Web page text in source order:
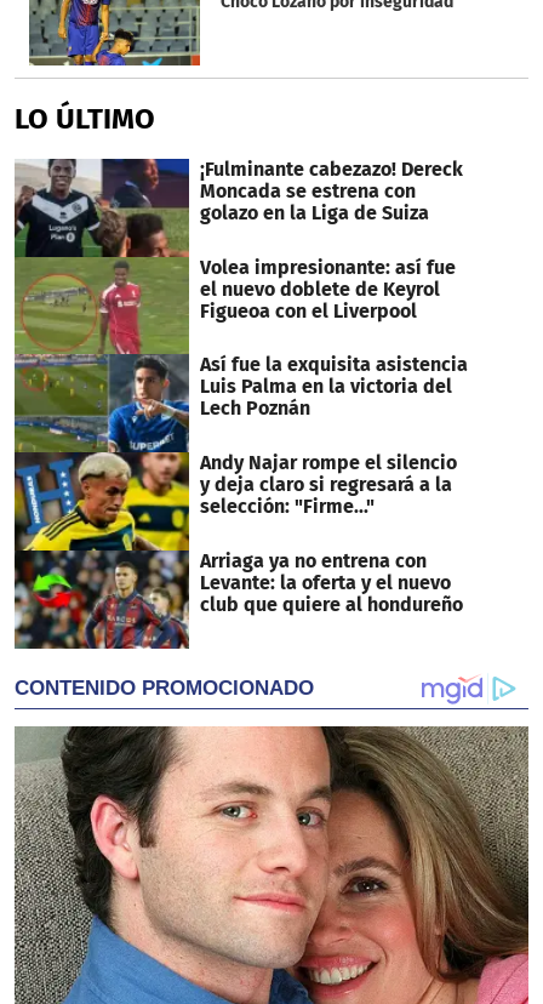
LO ÚLTIMO
¡Fulminante cabezazo! Dereck
Moncada se estrena con
golazo en la Liga de Suiza
Volea impresionante: así fue
el nuevo doblete de Keyrol
Figueoa con el Liverpool
Así fue la exquisita asistencia
Luis Palma en la victoria del
Lech Poznán
Andy Najar rompe el silencio
y deja claro si regresará a la
selección: "Firme..."
Arriaga ya no entrena con
Levante: la oferta y el nuevo
club que quiere al hondureño